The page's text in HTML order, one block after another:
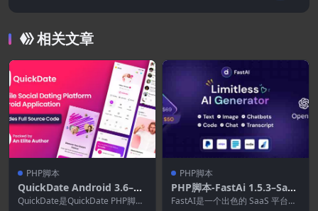
on 1.8.0 (Active eCommerce CMS拓展)
相关文章
PHP脚本
QuickDate Android 3.6–移
动社交约会平台应用程序
QuickDate是QuickDate PHP脚本
PHP脚本
PHP脚本-FastAi 1.5.3–SaaS
AI内容语音文本图像聊天和
FastAI是一个出色的 SaaS 平台，